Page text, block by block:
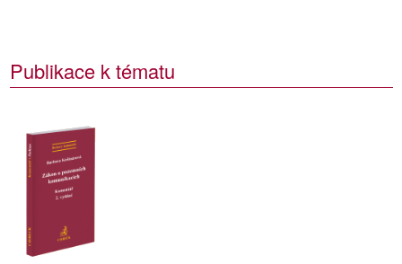
Publikace k tématu